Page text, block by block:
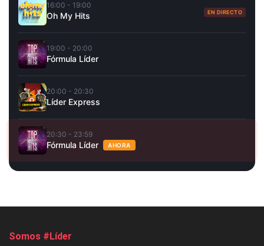
16:00 - 19:00
Oh My Hits EN DIRECTO
19:00 - 20:00
Fórmula Líder
20:00 - 20:30
Líder Express
20:30 - 23:59
Fórmula Líder AHORA
Somos #Líder